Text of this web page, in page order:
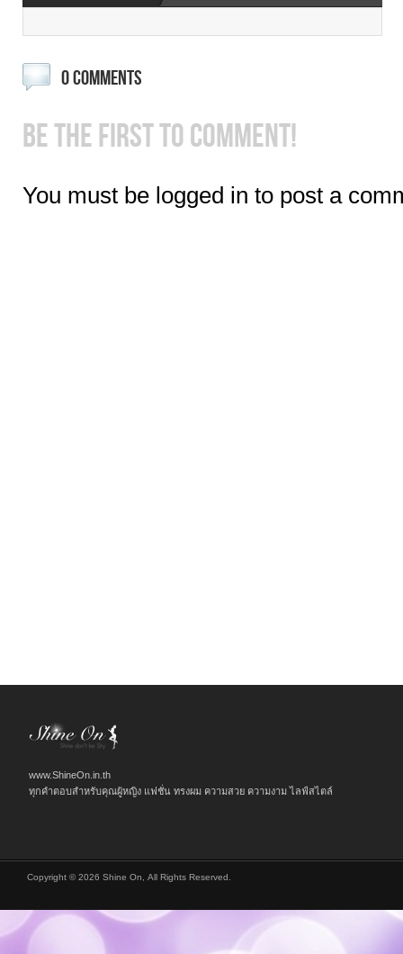
0 COMMENTS
BE THE FIRST TO COMMENT!
You must be logged in to post a
www.ShineOn.in.th
ทุกคำตอบสำหรับคุณผู้หญิง แฟชั่น ทรงผม ความสวย ความงาม ไลฟ์สไตล์
Copyright © 2026 Shine On, All Rights Reserved.